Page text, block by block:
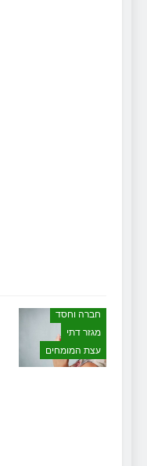
חברה וחסד
מגזר דתי
עצת המומחים